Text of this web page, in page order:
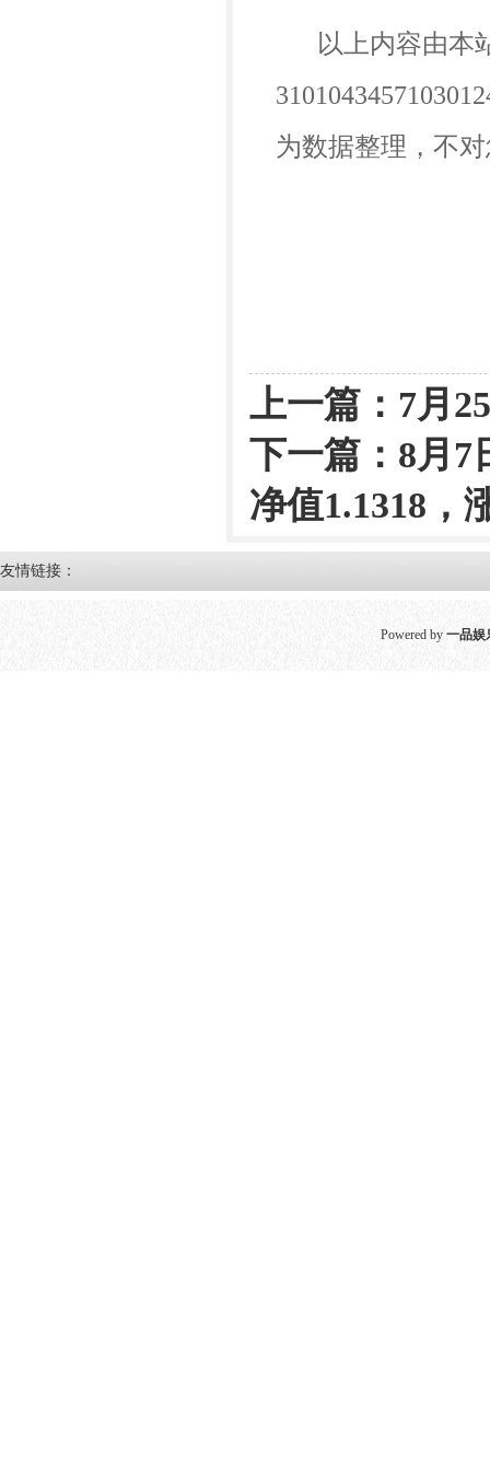
以上内容由本
为数据整理，不
上一篇： 7月
下一篇： 8月7
净值1.1318，
友情链接：
Powered by 一品娱